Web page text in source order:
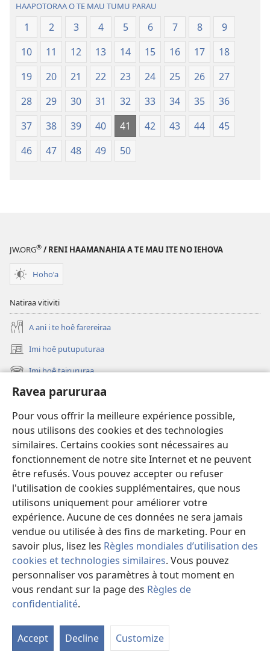
Ravea parururaa
Pour vous offrir la meilleure expérience possible,
nous utilisons des cookies et des technologies
similaires. Certains cookies sont nécessaires au
fonctionnement de notre site Internet et ne peuvent
être refusés. Vous pouvez accepter ou refuser
l'utilisation de cookies supplémentaires, que nous
utilisons uniquement pour améliorer votre
expérience. Aucune de ces données ne sera jamais
vendue ou utilisée à des fins de marketing. Pour en
savoir plus, lisez les Règles mondiales d’utilisation des
cookies et technologies similaires. Vous pouvez
personnaliser vos paramètres à tout moment en
vous rendant sur la page des Règles de
confidentialité.
Accept Decline Customize
o
ao
apî
Te
Bibilia,
Huriraa
ao
apî
HAAPOTORAA O TE MAU TUMU PARAU
1 2 3 4 5 6 7 8
9
10
11 12 13 14 15 16 17
18
19
20 21 22 23 24 25 26
27
28
29 30 31 32 33 34 35
36
37
38 39 40 41 42 43 44
45
46
47 48 49 50
JW.ORG® / RENI HAAMANAHIA A TE MAU ITE NO IEHOVA
Hohoˈa
Natiraa vitiviti
A ani i te hoê farereiraa
Imi hoê putuputuraa
(opens
new Imi hoê tairururaa
(opens
new
window)
Eaha te mea apî
Video
Maimiraa
Te mau ô
(opens
new
window)VAIRAA PAPAI NATIRARA Watchtower
(opens
new
window)JW Hub ®
(opens
new
window)
Copyright© 2026 Watch Tower Bible and Tract Society of Pennsylvania.
PARAU NO TE FAAOHIPARAA